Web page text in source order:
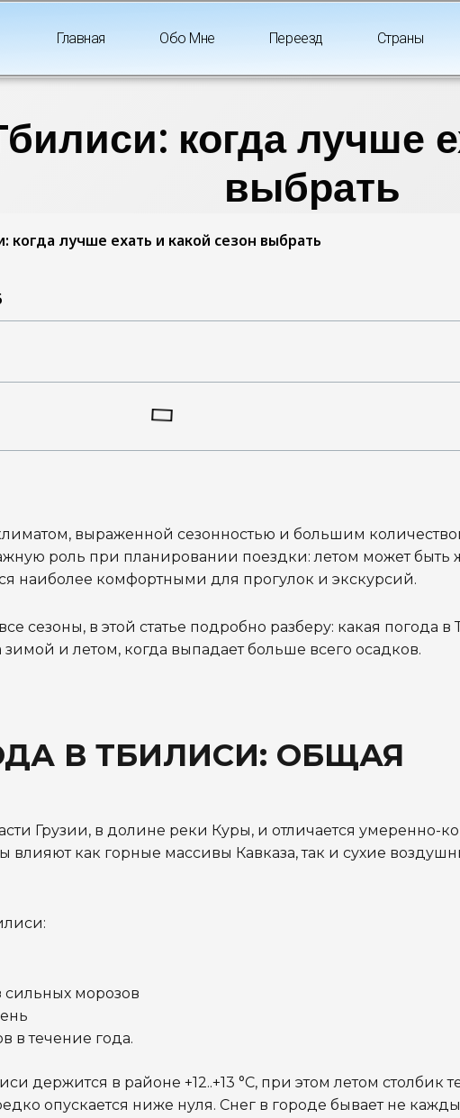
Главная Обо Мне Переезд Страны
когда лучше
выбрать
когда лучше ехать и какой сезон выбрать
выраженной сезонностью и большим
роль при планировании поездки: летом может быть
наиболее комфортными для прогулок и экскурсий.
сезоны, в этой статье подробно разберу: какая погода в
и летом, когда выпадает больше всего осадков.
В ТБИЛИСИ: ОБЩАЯ
Грузии, в долине реки Куры, и отличается умеренно-
как горные массивы Кавказа, так и сухие
сильных морозов
в течение года.
держится в районе +12..+13 °C, при этом летом столбик
опускается ниже нуля. Снег в городе бывает не